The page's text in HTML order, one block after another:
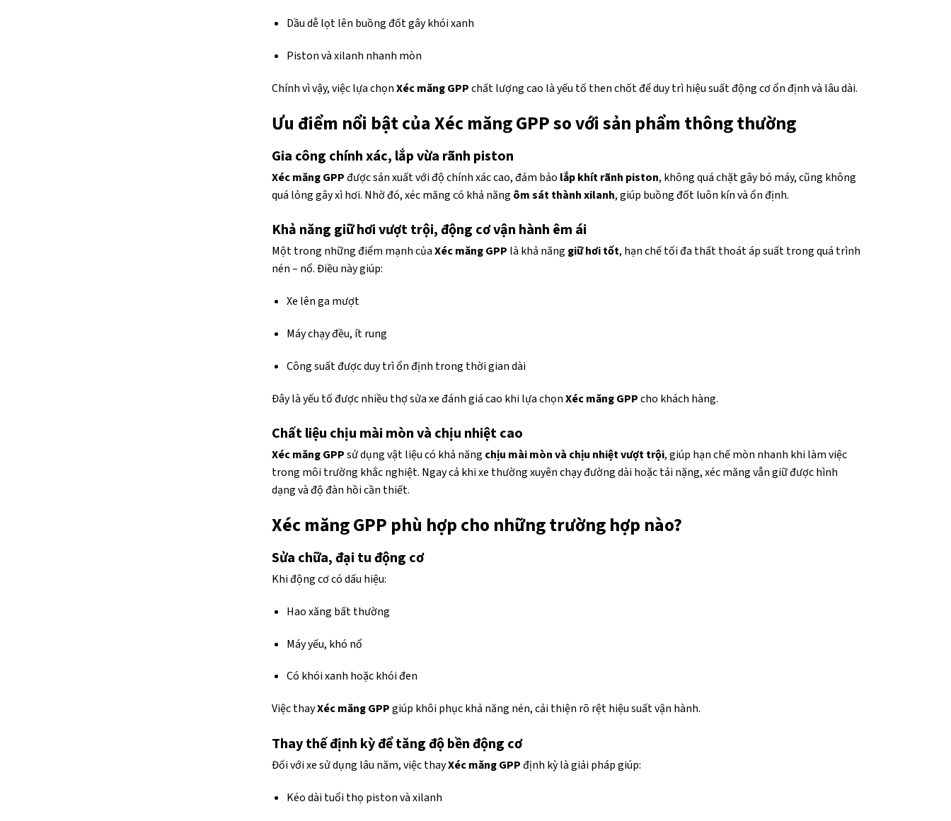
Dầu dễ lọt lên buồng đốt gây khói xanh
Piston và xilanh nhanh mòn
Chính vì vậy, việc lựa chọnXéc măng GPPchất lượng cao là yếu tố then chốt để duy trì hiệu suất động cơ ổn định và lâu dài.
Ưu điểm nổi bật của Xéc măng GPP so với sản phẩm thông thường
Gia công chính xác, lắp vừa rãnh piston
Xéc măng GPPđược sản xuất với độ chính xác cao, đảm bảo lắp khít rãnh piston, không quá chặt gây bó máy, cũng không
quá lỏng gây xì hơi. Nhờ đó, xéc măng có khả năng ôm sát thành xilanh, giúp buồng đốt luôn kín và ổn định.
Khả năng giữ hơi vượt trội, động cơ vận hành êm ái
Một trong những điểm mạnh củaXéc măng GPP là khả năng giữ hơi tốt, hạn chế tối đa thất thoát áp suất trong quá trình
nén – nổ. Điều này giúp:
Xe lên ga mượt
Máy chạy đều, ít rung
Công suất được duy trì ổn định trong thời gian dài
Đây là yếu tố được nhiều thợ sửa xe đánh giá cao khi lựa chọnXéc măng GPPcho khách hàng.
Chất liệu chịu mài mòn và chịu nhiệt cao
Xéc măng GPPsử dụng vật liệu có khả năng chịu mài mòn và chịu nhiệt vượt trội, giúp hạn chế mòn nhanh khi làm việc
trong môi trường khắc nghiệt. Ngay cả khi xe thường xuyên chạy đường dài hoặc tải nặng, xéc măng vẫn giữ được hình
dạng và độ đàn hồi cần thiết.
Xéc măng GPP phù hợp cho những trường hợp nào?
Sửa chữa, đại tu động cơ
Khi động cơ có dấu hiệu:
Hao xăng bất thường
Máy yếu, khó nổ
Có khói xanh hoặc khói đen
Việc thayXéc măng GPPgiúp khôi phục khả năng nén, cải thiện rõ rệt hiệu suất vận hành.
Thay thế định kỳ để tăng độ bền động cơ
Đối với xe sử dụng lâu năm, việc thayXéc măng GPPđịnh kỳ là giải pháp giúp:
Kéo dài tuổi thọ piston và xilanh